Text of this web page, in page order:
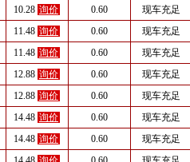
10.28 询价 0.60
现车充足
11.48 询价 0.60
现车充足
11.48 询价 0.60
现车充足
12.88 询价 0.60
现车充足
12.88 询价 0.60
现车充足
14.48 询价 0.60
现车充足
14.48 询价 0.60
现车充足